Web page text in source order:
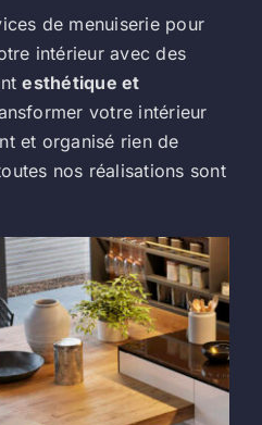
de menuiserie pour
intérieur avec des
esthétique et
votre intérieur
et organisé rien de
nos réalisations sont